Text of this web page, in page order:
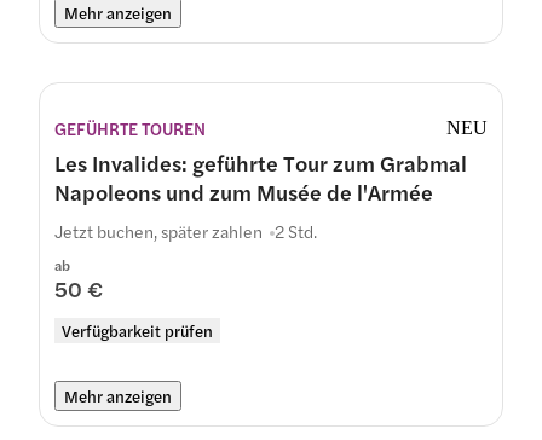
Mehr anzeigen
GEFÜHRTE TOUREN NEU
Les Invalides: geführte Tour zum Grabmal
Napoleons und zum Musée de l'Armée
ab
50 €
Verfügbarkeit prüfen
Jetzt buchen, später zahlen 2 Std.
Mehr anzeigen